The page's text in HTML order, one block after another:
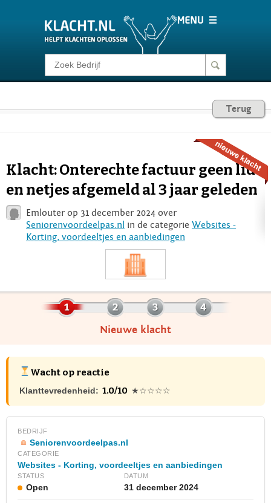
Klacht melden
Consumentenrecht
Voor Bedrijven
Login
Terug
Klacht: Onterechte factuur geen lid
en netjes afgemeld al 3 jaar geleden
Emlouter op 31 december 2024 over
Seniorenvoordeelpas.nl in de categorie Websites -
Korting, voordeeltjes en aanbiedingen
Nieuwe klacht
Wacht op reactie
Klanttevredenheid: 1.0/10 ★☆☆☆☆
BEDRIJF
Seniorenvoordeelpas.nl
CATEGORIE
Websites - Korting, voordeeltjes en aanbiedingen
STATUS
Open
DATUM
31 december 2024